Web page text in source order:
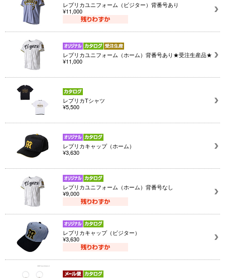
レプリカユニフォーム（ビジター）背番号あり
¥11,000
レプリカユニフォーム（ホーム）背番号あり★受注生産品★
¥11,000
レプリカTシャツ
¥5,500
レプリカキャップ（ホーム）
¥3,630
レプリカユニフォーム（ホーム）背番号なし
¥9,000
レプリカキャップ（ビジター）
¥3,630